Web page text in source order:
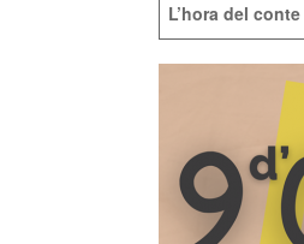
L’hora del conte